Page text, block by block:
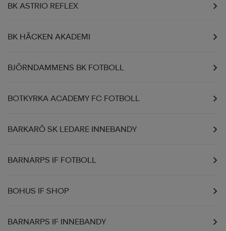
BK ASTRIO REFLEX
BK HÄCKEN AKADEMI
BJÖRNDAMMENS BK FOTBOLL
BOTKYRKA ACADEMY FC FOTBOLL
BARKARÖ SK LEDARE INNEBANDY
BARNARPS IF FOTBOLL
BOHUS IF SHOP
BARNARPS IF INNEBANDY